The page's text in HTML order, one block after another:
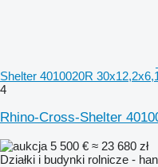
Shelter 4010020R
4
Rhino-Cross-Shelter
5 500 € ≈ 23 680 zł
Działki i budynki rolnicze -